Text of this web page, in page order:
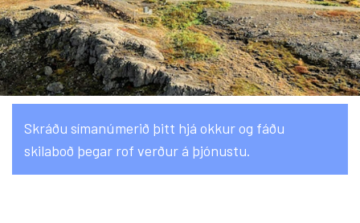
Skráðu símanúmerið þitt hjá okkur og fáðu
skilaboð þegar rof verður á þjónustu.